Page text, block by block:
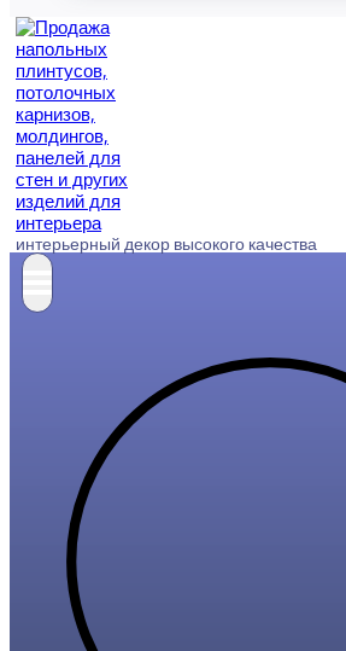
интерьерный декор высокого качества